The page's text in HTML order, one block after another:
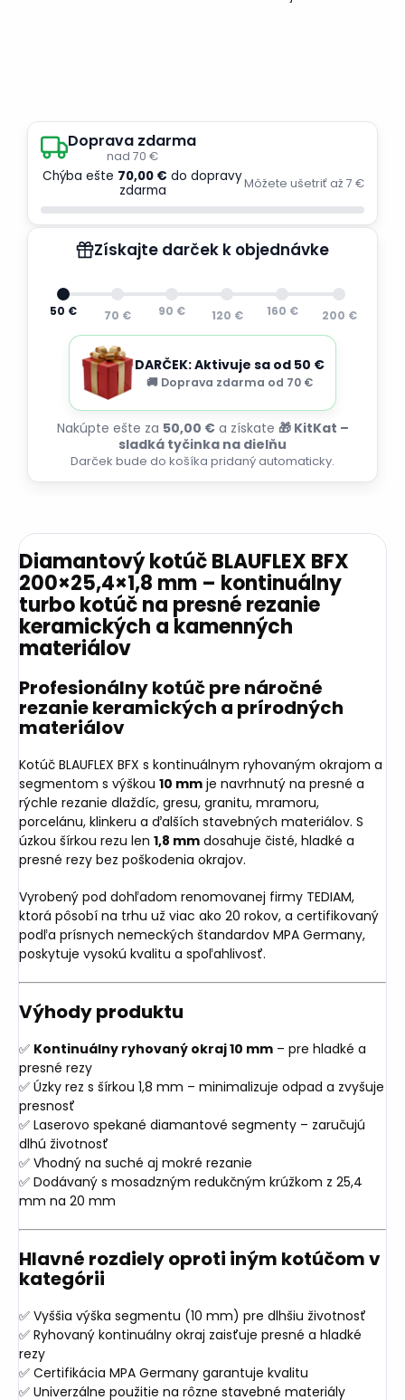
Doprava zdarma
nad 70 €
Chýba ešte 70,00 € do dopravy
zdarma
Môžete ušetriť až 7 €
Získajte darček k objednávke
50 € 70 € 90 € 120 € 160 € 200 €
DARČEK: Aktivuje sa od 50 €
🚚 Doprava zdarma od 70 €
Nakúpte ešte za 50,00 €a získate 🎁 KitKat –
sladká tyčinka na dielňu
Darček bude do košíka pridaný automaticky.
Diamantový kotúč BLAUFLEX BFX
200×25,4×1,8 mm – kontinuálny
turbo kotúč na presné rezanie
keramických a kamenných
materiálov
Profesionálny kotúč pre náročné
rezanie keramických a prírodných
materiálov
Kotúč BLAUFLEX BFX s kontinuálnym ryhovaným okrajom a
segmentom s výškou 10 mm je navrhnutý na presné a
rýchle rezanie dlaždíc, gresu, granitu, mramoru,
porcelánu, klinkeru a ďalších stavebných materiálov. S
úzkou šírkou rezu len 1,8 mm dosahuje čisté, hladké a
presné rezy bez poškodenia okrajov.
Vyrobený pod dohľadom renomovanej firmy TEDIAM,
ktorá pôsobí na trhu už viac ako 20 rokov, a certifikovaný
podľa prísnych nemeckých štandardov MPA Germany,
poskytuje vysokú kvalitu a spoľahlivosť.
Výhody produktu
✅ Kontinuálny ryhovaný okraj 10 mm – pre hladké a
presné rezy
✅ Úzky rez s šírkou 1,8 mm – minimalizuje odpad a zvyšuje
presnosť
✅ Laserovo spekané diamantové segmenty – zaručujú
dlhú životnosť
✅ Vhodný na suché aj mokré rezanie
✅ Dodávaný s mosadzným redukčným krúžkom z 25,4
mm na 20 mm
Hlavné rozdiely oproti iným kotúčom v
kategórii
✅ Vyššia výška segmentu (10 mm) pre dlhšiu životnosť
✅ Ryhovaný kontinuálny okraj zaisťuje presné a hladké
rezy
✅ Certifikácia MPA Germany garantuje kvalitu
✅ Univerzálne použitie na rôzne stavebné materiály